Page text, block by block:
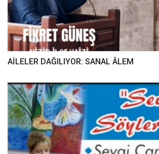
AİLELER DAĞILIYOR: SANAL ÂLEM